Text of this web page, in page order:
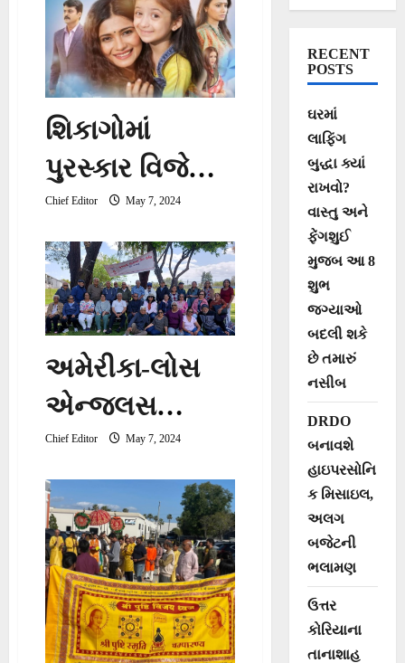
શિકાગોમાં
પુરસ્કાર વિજેતા,
સુપરહિટ ફિલ્મ
*મને લઈ જા*નું
*પ્રીમિયર*
Chief Editor May 7, 2024
અમેરીકા-લોસ
એન્જલસ
ઑરેન્જ
કાઉન્ટી:
ગુજરાતી
સિનીયર ફ્રે ન્ડ
સર્કલની પિકનિક
Chief Editor May 7, 2024
RECENT
POSTS
ઘરમાં
લાફિંગ
બુદ્ધા ક્યાં
રાખવો?
વાસ્તુ અને
ફેંગશુઈ
મુજબ આ 8
શુભ
જગ્યાઓ
બદલી શકે
છે તમારું
નસીબ
DRDO
બનાવશે
હાઇપરસોનિ
ક મિસાઇલ,
અલગ
બજેટની
ભલામણ
ઉત્તર
કોરિયાના
તાનાશાહ